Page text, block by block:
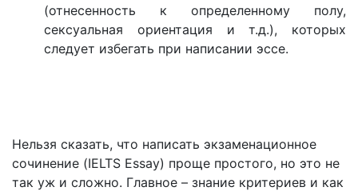
(отнесенность к определенному полу,
сексуальная ориентация и т.д.), которых
следует избегать при написании эссе.
Нельзя сказать, что написать экзаменационное
сочинение (IELTS Essay) проще простого, но это не
так уж и сложно. Главное – знание критериев и как